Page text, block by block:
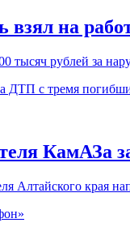
на
тысяч рублей за
Алтайского края